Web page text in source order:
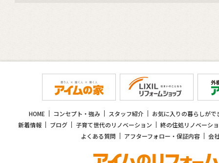
HOME コンセプト・強み スタッフ紹介
お気に入りの暮らしがで
新着情報
ブログ 子育て世代のリノベーション
終の住処リノベーシ
よくある質問
アフターフォロー・保証内容 会